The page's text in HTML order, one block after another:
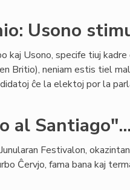
Usono
kaj Usono, specife tiuj
Britio), neniam estis tiel
ĉe la elektoj por la
al
Festivalon,
Ĉervjo, fama bana kaj